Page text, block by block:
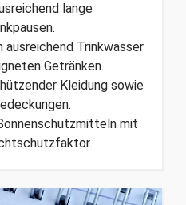
lange
Trinkwasser
Getränken.
Kleidung sowie
mit